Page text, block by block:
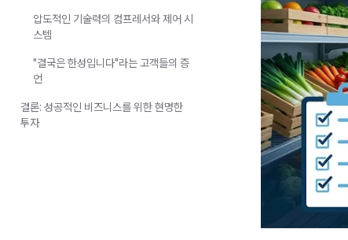
압도적인 기술력의 컴프레서와 제어 시
스템
"결국은 한성입니다"라는 고객들의 증
언
결론: 성공적인 비즈니스를 위한 현명한
투자